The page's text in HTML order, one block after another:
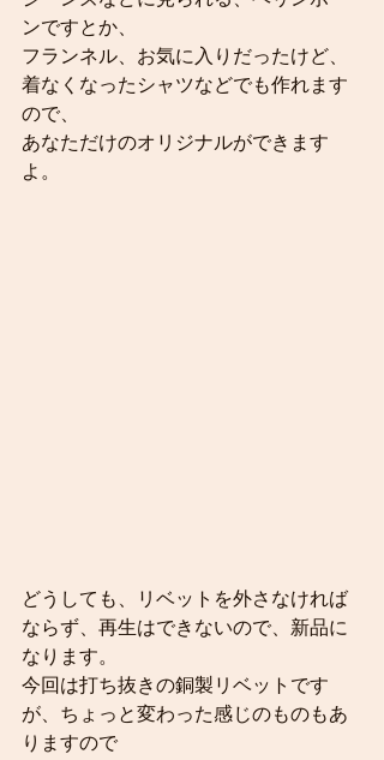
ンですとか、
フランネル、お気に入りだったけど、
着なくなったシャツなどでも作れます
ので、
あなただけのオリジナルができます
よ。
どうしても、リベットを外さなければ
ならず、再生はできないので、新品に
なります。
今回は打ち抜きの銅製リベットです
が、ちょっと変わった感じのものもあ
りますので